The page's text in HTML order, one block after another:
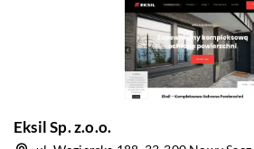
Eksil Sp. z.o.o.